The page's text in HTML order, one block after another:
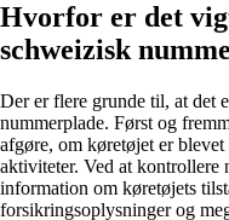
Hvorfor er det
schweizisk
Der er flere grunde til, at det
nummerplade. Først og
afgøre, om køretøjet er
aktiviteter. Ved at kontrollere
information om køretøjets
forsikringsoplysninger og